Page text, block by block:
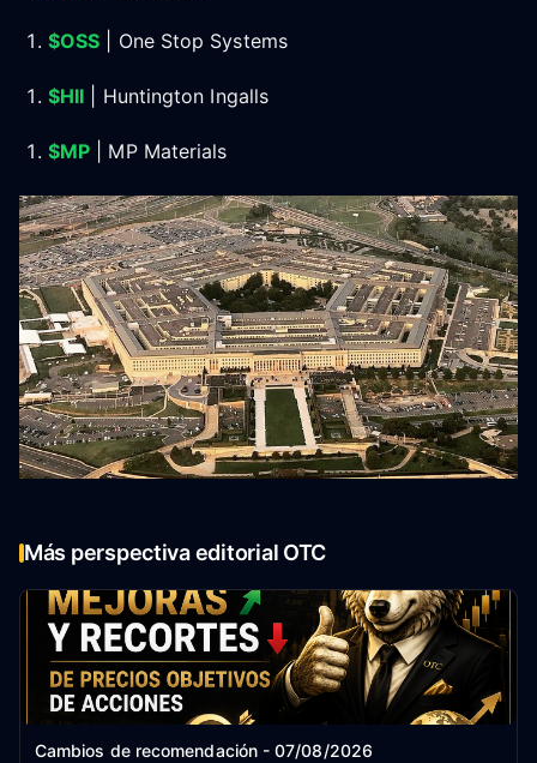
$OSS | One Stop Systems
$HII | Huntington Ingalls
$MP | MP Materials
Más perspectiva editorial OTC
Cambios de recomendación - 07/08/2026